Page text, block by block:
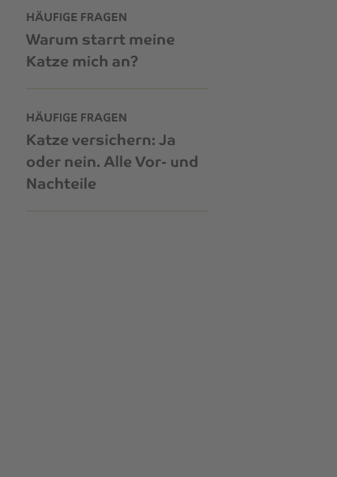
HÄUFIGE FRAGEN
Warum starrt meine
Katze mich an?
HÄUFIGE FRAGEN
Katze versichern: Ja
oder nein. Alle Vor- und
Nachteile